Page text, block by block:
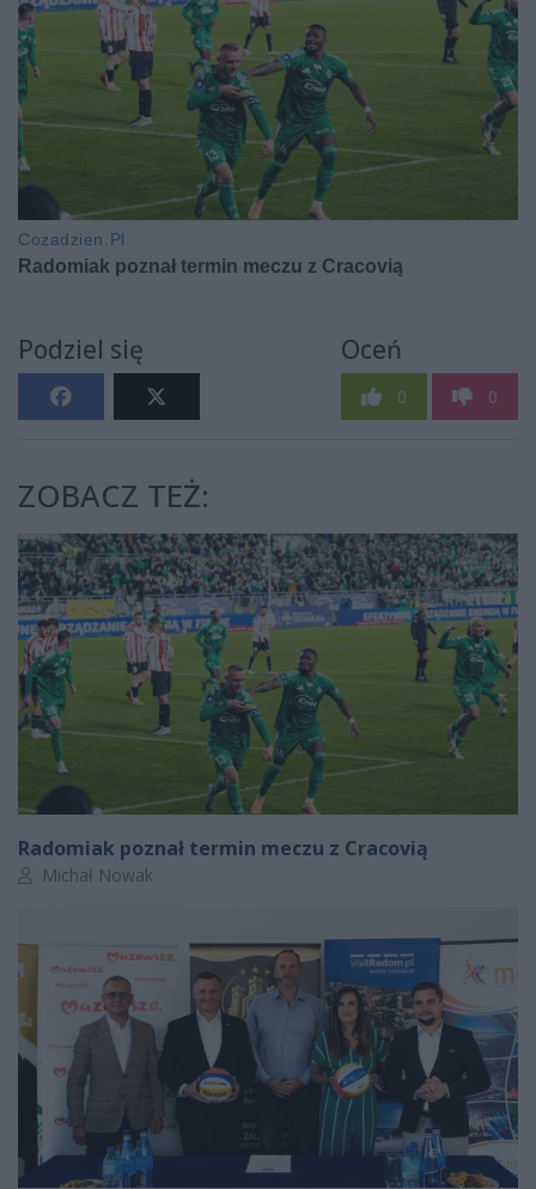
Podziel się Oceń
0 0
ZOBACZ TEŻ:
Radomiak poznał termin meczu z Cracovią
Autor artykułu:
Michał Nowak